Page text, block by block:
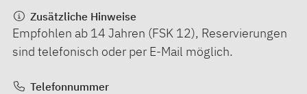
Zusätzliche Hinweise
Empfohlen ab 14 Jahren (FSK 12), Reservierungen
sind telefonisch oder per E-Mail möglich.
Telefonnummer